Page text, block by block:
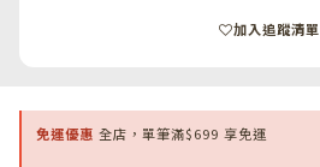
加入追蹤清單
免運優惠 全店，單筆滿$699 享免運